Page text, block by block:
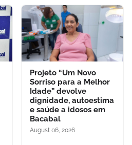
Projeto “Um Novo
Sorriso para a Melhor
Idade” devolve
dignidade, autoestima
e saúde a idosos em
Bacabal
August 06, 2026